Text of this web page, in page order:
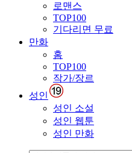
로맨스
TOP100
기다리면 무료
만화
홈
TOP100
작가/장르
성인
성인 소설
성인 웹툰
성인 만화